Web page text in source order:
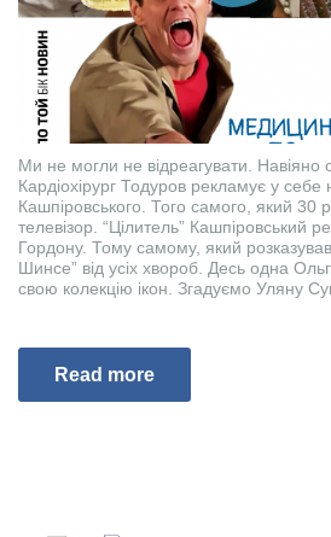
Ми не могли не відреагувати. Навіяно
Кардіохірург Тодуров рекламує у себе
Кашпіровського. Того самого, який 30
телевізор. “Цілитель” Кашпіровський
Гордону. Тому самому, який
Шинсе” від усіх хвороб. Десь одна
свою колекцію ікон. Згадуємо Уляну
Read more